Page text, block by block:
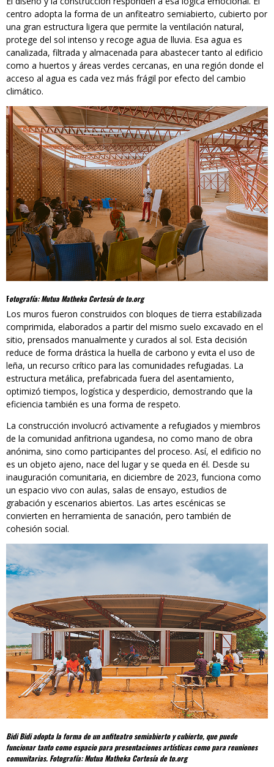
centro adopta la forma de un anfiteatro semiabierto, cubierto por
una gran estructura ligera que permite la ventilación natural,
protege del sol intenso y recoge agua de lluvia. Esa agua es
canalizada, filtrada y almacenada para abastecer tanto al edificio
como a huertos y áreas verdes cercanas, en una región donde el
acceso al agua es cada vez más frágil por efecto del cambio
climático.
Fotografía: Mutua Matheka Cortesía de to.org
Los muros fueron construidos con bloques de tierra estabilizada
comprimida, elaborados a partir del mismo suelo excavado en el
sitio, prensados manualmente y curados al sol. Esta decisión
reduce de forma drástica la huella de carbono y evita el uso de
leña, un recurso crítico para las comunidades refugiadas. La
estructura metálica, prefabricada fuera del asentamiento,
optimizó tiempos, logística y desperdicio, demostrando que la
eficiencia también es una forma de respeto.
La construcción involucró activamente a refugiados y miembros
de la comunidad anfitriona ugandesa, no como mano de obra
anónima, sino como participantes del proceso. Así, el edificio no
es un objeto ajeno, nace del lugar y se queda en él. Desde su
inauguración comunitaria, en diciembre de 2023, funciona como
un espacio vivo con aulas, salas de ensayo, estudios de
grabación y escenarios abiertos. Las artes escénicas se
convierten en herramienta de sanación, pero también de
cohesión social.
Bidi Bidi adopta la forma de un anfiteatro semiabierto y cubierto, que puede
funcionar tanto como espacio parapresentaciones artísticas como para reuniones
comunitarias. Fotografía: Mutua Matheka Cortesía de to.org